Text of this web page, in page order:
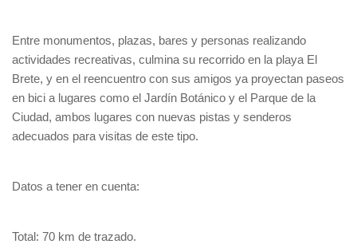
Entre monumentos, plazas, bares y personas realizando
actividades recreativas, culmina su recorrido en la playa El
Brete, y en el reencuentro con sus amigos ya proyectan paseos
en bici a lugares como el Jardín Botánico y el Parque de la
Ciudad, ambos lugares con nuevas pistas y senderos
adecuados para visitas de este tipo.
Datos a tener en cuenta:
Total: 70 km de trazado.